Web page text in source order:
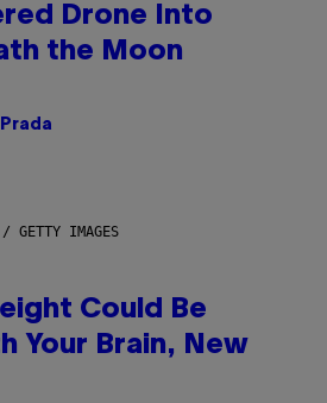
Drone Into
the Moon
/ GETTY IMAGES
Could Be
Your Brain, New